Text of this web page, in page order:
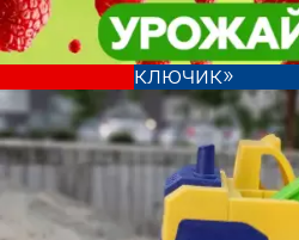
История
х подарили
ключик»
История
История
х подарили
ключик»
История
Другие
по теме
Погода
валют в